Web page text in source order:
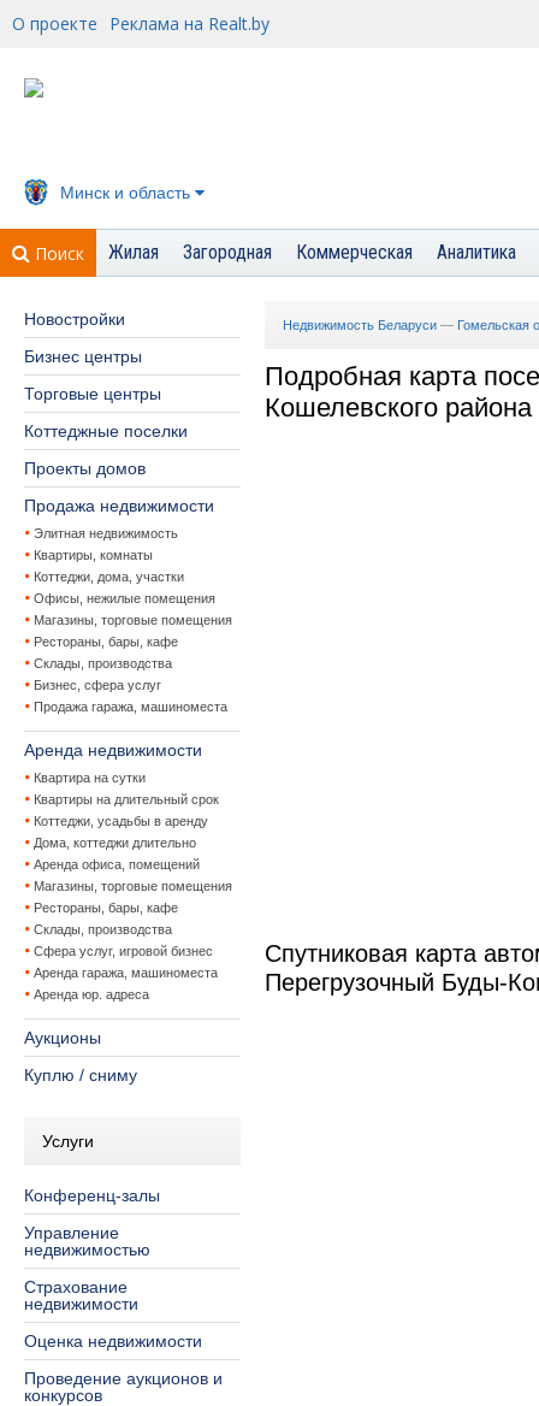
О проекте Реклама на Realt.by
Минск и область
Поиск Жилая Загородная Коммерческая Аналитика
Новостройки
Бизнес центры
Торговые центры
Коттеджные поселки
Проекты домов
Продажа недвижимости
Элитная недвижимость
Квартиры, комнаты
Коттеджи, дома, участки
Офисы, нежилые помещения
Магазины, торговые помещения
Рестораны, бары, кафе
Склады, производства
Бизнес, сфера услуг
Продажа гаража, машиноместа
Аренда недвижимости
Квартира на сутки
Квартиры на длительный срок
Коттеджи, усадьбы в аренду
Дома, коттеджи длительно
Аренда офиса, помещений
Магазины, торговые помещения
Рестораны, бары, кафе
Склады, производства
Сфера услуг, игровой бизнес
Аренда гаража, машиноместа
Аренда юр. адреса
Аукционы
Куплю / сниму
Услуги
Конференц-залы
Управление
недвижимостью
Страхование
недвижимости
Оценка недвижимости
Проведение аукционов и
конкурсов
Недвижимость Беларуси — Гомельская
Подробная карта
Кошелевского района
Спутниковая карта
Перегрузочный Буды-